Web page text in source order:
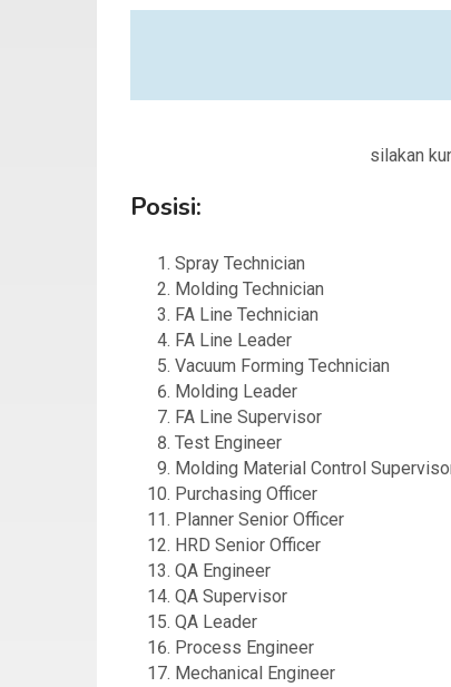
silakan
Posisi:
Spray Technician
Molding Technician
FA Line Technician
FA Line Leader
Vacuum Forming Technician
Molding Leader
FA Line Supervisor
Test Engineer
Molding Material Control
Purchasing Officer
Planner Senior Officer
HRD Senior Officer
QA Engineer
QA Supervisor
QA Leader
Process Engineer
Mechanical Engineer